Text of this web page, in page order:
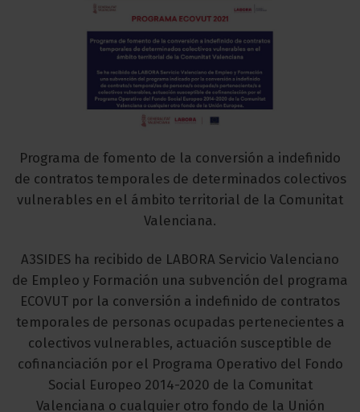
Programa de fomento de la conversión a indefinido
de contratos temporales de determinados colectivos
vulnerables en el ámbito territorial de la Comunitat
Valenciana.
A3SIDES ha recibido de LABORA Servicio Valenciano
de Empleo y Formación una subvención del programa
ECOVUT por la conversión a indefinido de contratos
temporales de personas ocupadas pertenecientes a
colectivos vulnerables, actuación susceptible de
cofinanciación por el Programa Operativo del Fondo
Social Europeo 2014-2020 de la Comunitat
Valenciana o cualquier otro fondo de la Unión